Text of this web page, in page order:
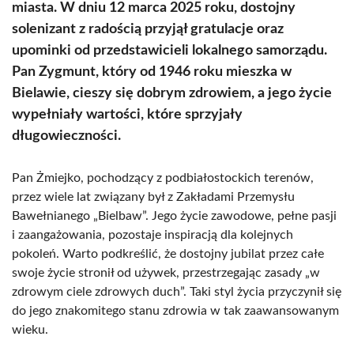
miasta. W dniu 12 marca 2025 roku, dostojny
solenizant z radością przyjął gratulacje oraz
upominki od przedstawicieli lokalnego samorządu.
Pan Zygmunt, który od 1946 roku mieszka w
Bielawie, cieszy się dobrym zdrowiem, a jego życie
wypełniały wartości, które sprzyjały
długowieczności.
Pan Żmiejko, pochodzący z podbiałostockich terenów,
przez wiele lat związany był z Zakładami Przemysłu
Bawełnianego „Bielbaw”. Jego życie zawodowe, pełne pasji
i zaangażowania, pozostaje inspiracją dla kolejnych
pokoleń. Warto podkreślić, że dostojny jubilat przez całe
swoje życie stronił od używek, przestrzegając zasady „w
zdrowym ciele zdrowych duch”. Taki styl życia przyczynił się
do jego znakomitego stanu zdrowia w tak zaawansowanym
wieku.